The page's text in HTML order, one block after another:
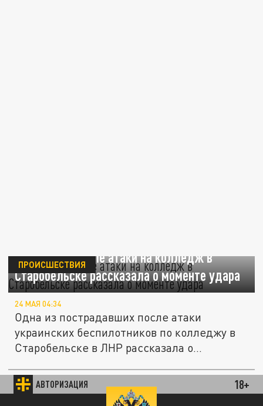
АВТОРИЗАЦИЯ 18+
Выжившая после атаки на колледж в
Старобельске рассказала о моменте удара
ПРОИСШЕСТВИЯ
24 МАЯ 04:34
Одна из пострадавших после атаки
украинских беспилотников по колледжу в
Старобельске в ЛНР рассказала о...
Захарова: японским журналистам
запретили снимать последствия удара ВСУ
ПОЛИТИКА